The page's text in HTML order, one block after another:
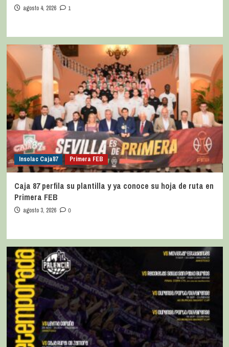
agosto 4, 2026 1
Insolac Caja´87 Primera FEB
Caja 87 perfila su plantilla y ya conoce su hoja de ruta en
Primera FEB
agosto 3, 2026 0